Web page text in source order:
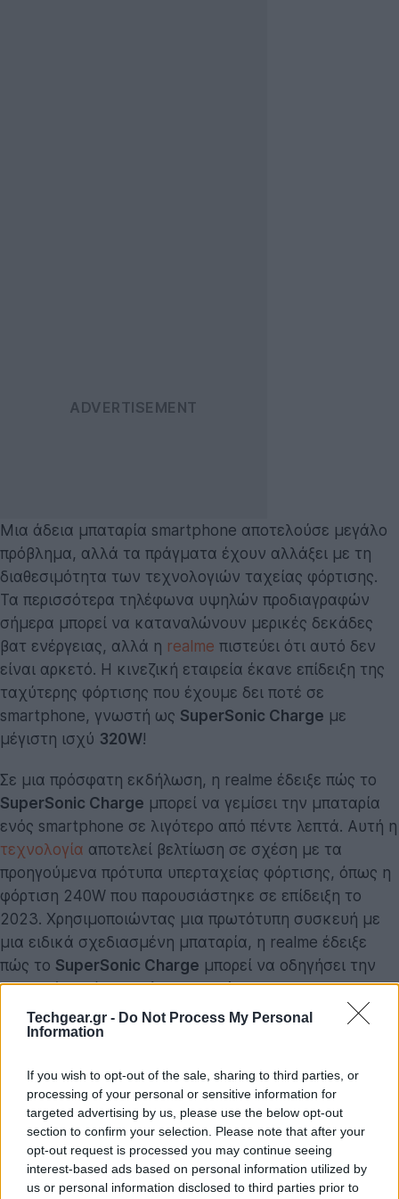
Techgear.gr - Do Not Process My Personal
Information
If you wish to opt-out of the sale, sharing to third parties, or
processing of your personal or sensitive information for
targeted advertising by us, please use the below opt-out
section to confirm your selection. Please note that after your
opt-out request is processed you may continue seeing
interest-based ads based on personal information utilized by
us or personal information disclosed to third parties prior to
Μια άδεια μπαταρία smartphone αποτελούσε μεγάλο
πρόβλημα, αλλά τα πράγματα έχουν αλλάξει με τη
διαθεσιμότητα των τεχνολογιών ταχείας φόρτισης.
Τα περισσότερα τηλέφωνα υψηλών προδιαγραφών
σήμερα μπορεί να καταναλώνουν μερικές δεκάδες
βατ ενέργειας, αλλά η realme πιστεύει ότι αυτό δεν
είναι αρκετό. Η κινεζική εταιρεία έκανε επίδειξη της
ταχύτερης φόρτισης που έχουμε δει ποτέ σε
smartphone, γνωστή ως SuperSonic Charge με
μέγιστη ισχύ 320W!
Σε μια πρόσφατη εκδήλωση, η realme έδειξε πώς το
SuperSonic Charge μπορεί να γεμίσει την μπαταρία
ενός smartphone σε λιγότερο από πέντε λεπτά. Αυτή η
τεχνολογία αποτελεί βελτίωση σε σχέση με τα
προηγούμενα πρότυπα υπερταχείας φόρτισης, όπως η
φόρτιση 240W που παρουσιάστηκε σε επίδειξη το
2023. Χρησιμοποιώντας μια πρωτότυπη συσκευή με
μια ειδικά σχεδιασμένη μπαταρία, η realme έδειξε
πώς το SuperSonic Charge μπορεί να οδηγήσει την
μπαταρία από τοαπόλυτο μηδέν στο 100% σε
περίπου τεσσεράμισι λεπτά, ένα κατόρθωμα που
έχει ονομάσει «θαύμα 4 λεπτών».